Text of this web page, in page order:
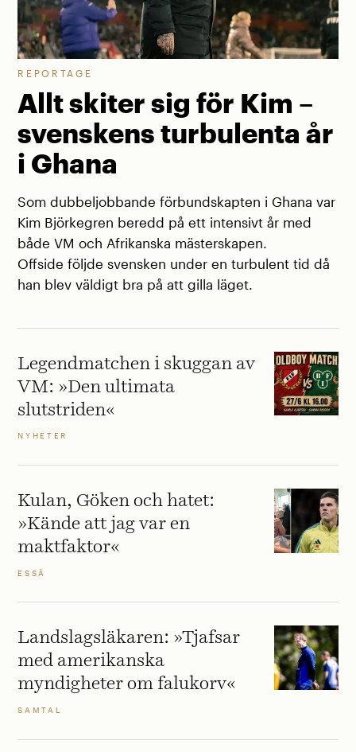
REPORTAGE
Allt skiter sig för Kim –
svenskens turbulenta år
i Ghana
Som dubbeljobbande förbundskapten i Ghana var
Kim Björkegren beredd på ett intensivt år med
både VM och Afrikanska mästerskapen.
Offside följde svensken under en turbulent tid då
han blev väldigt bra på att gilla läget.
Legendmatchen i skuggan av
VM: »Den ultimata
slutstriden«
NYHETER
Kulan, Göken och hatet:
»Kände att jag var en
maktfaktor«
ESSÄ
Landslagsläkaren: »Tjafsar
med amerikanska
myndigheter om falukorv«
SAMTAL